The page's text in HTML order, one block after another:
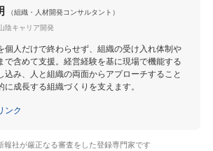
（組織・人材開発コンサルタント）
キャリア開発
個人だけで終わらせず、組織の受け入れ体制や
で含めて支援。経営経験を基に現場で機能する
込み、人と組織の両面からアプローチすること
に成長する組織づくりを支えます。
ンク
報社が厳正なる審査をした登録専門家です